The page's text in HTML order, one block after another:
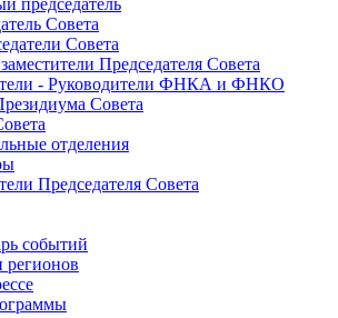
председатель
Совета
Совета
Председателя Совета
- Руководители ФНКА и ФНКО
Совета
отделения
Председателя Совета
событий
регионов